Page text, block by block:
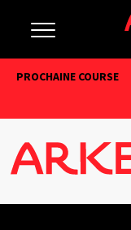
PROCHAINE COURSE